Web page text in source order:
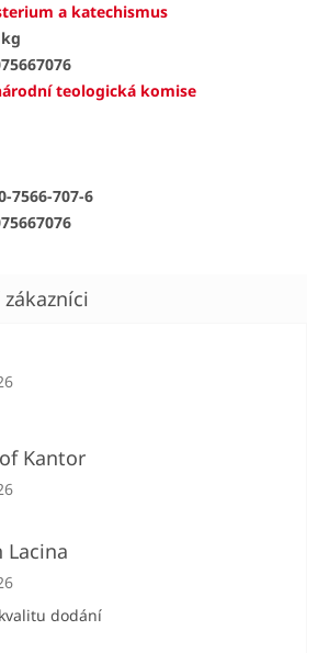
a katechismus
teologická komise
7566-707-6
obchodu je 5 z 5 hvězdiček.
Kantor
obchodu je 5 z 5 hvězdiček.
Lacina
obchodu je 5 z 5 hvězdiček.
dodání